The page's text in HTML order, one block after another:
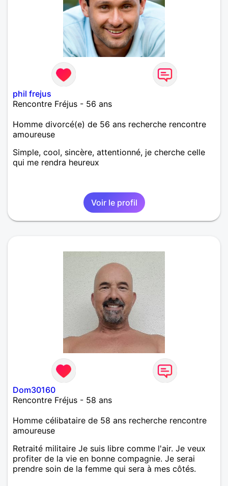
phil frejus
Rencontre Fréjus - 56 ans
Homme divorcé(e) de 56 ans recherche rencontre
amoureuse
Simple, cool, sincère, attentionné, je cherche celle
qui me rendra heureux
Voir le profil
Dom30160
Rencontre Fréjus - 58 ans
Homme célibataire de 58 ans recherche rencontre
amoureuse
Retraité militaire Je suis libre comme l'air. Je veux
profiter de la vie en bonne compagnie. Je serai
prendre soin de la femme qui sera à mes côtés.